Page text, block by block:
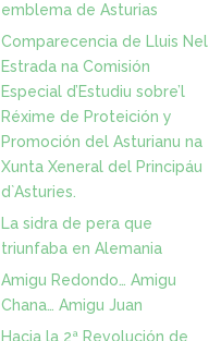
emblema de Asturias
Comparecencia de Lluis Nel
Estrada na Comisión
Especial d’Estudiu sobre’l
Réxime de Proteición y
Promoción del Asturianu na
Xunta Xeneral del Principáu
d`Asturies.
La sidra de pera que
triunfaba en Alemania
Amigu Redondo… Amigu
Chana… Amigu Juan
Hacia la 2ª Revolución de